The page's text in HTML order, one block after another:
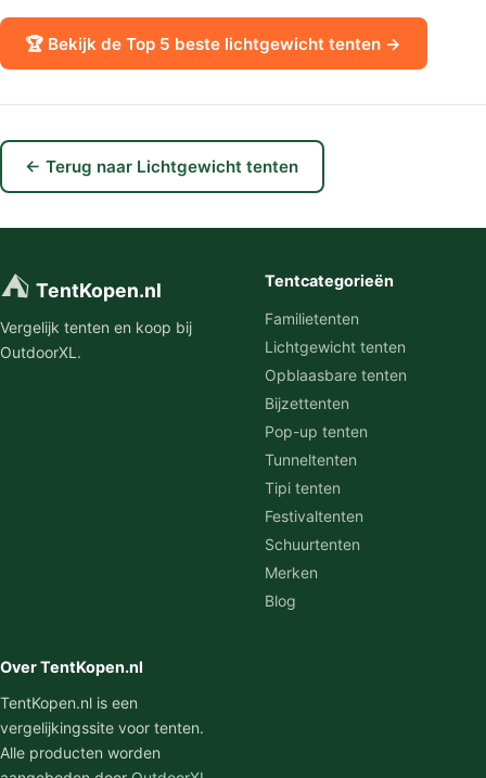
🏆 Bekijk de Top 5 beste lichtgewicht tenten →
← Terug naar Lichtgewicht tenten
⛺ TentKopen.nl
Vergelijk tenten en koop bij
OutdoorXL.
Tentcategorieën
Familietenten
Lichtgewicht tenten
Opblaasbare tenten
Bijzettenten
Pop-up tenten
Tunneltenten
Tipi tenten
Festivaltenten
Schuurtenten
Merken
Blog
Over TentKopen.nl
TentKopen.nl is een
vergelijkingssite voor tenten.
Alle producten worden